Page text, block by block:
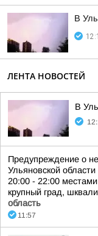
В
ЛЕНТА НОВОСТЕЙ
В
Предупреждение о
Ульяновской
20:00 - 22:00
крупный град,
область
11:57